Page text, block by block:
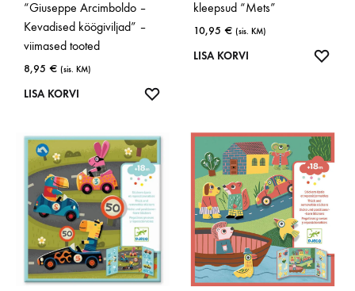
“Giuseppe Arcimboldo –
Kevadised köögiviljad” –
viimased tooted
8,95 € (sis. KM)
LISA KORVI
kleepsud “Mets”
10,95 € (sis. KM)
LISA KORVI